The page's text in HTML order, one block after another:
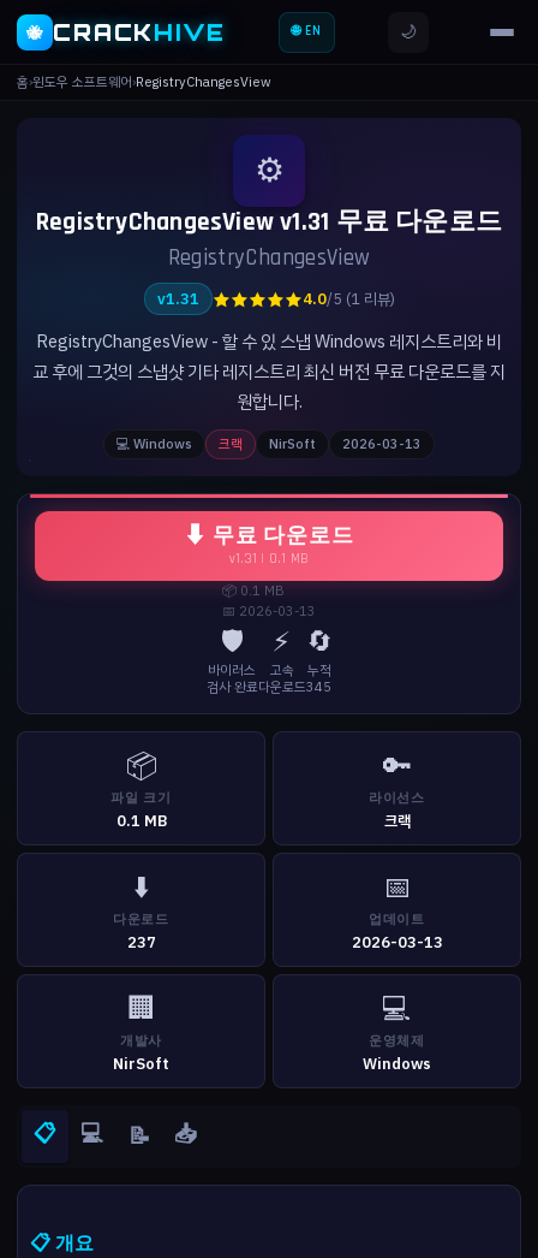
🐝 CRACKHIVE 🌐 EN 🌙
홈›윈도우 소프트웨어›RegistryChangesView
⚙️
RegistryChangesView v1.31 무료 다운로드
RegistryChangesView
v1.31 ★★★★★4.0/5 (1 리뷰)
RegistryChangesView - 할 수 있 스냅 Windows 레지스트리와 비
교 후에 그것의 스냅샷 기타 레지스트리 최신 버전 무료 다운로드를 지
원합니다.
💻 Windows 크랙 NirSoft 2026-03-13
⬇ 무료 다운로드
v1.31 | 0.1 MB
📦 0.1 MB
📅 2026-03-13
🛡️
바이러스
검사 완료
⚡
고속
다운로드
🔄
누적
345
📦
파일 크기
0.1 MB
🔑
라이선스
크랙
⬇️
다운로드
237
📅
업데이트
2026-03-13
🏢
개발사
NirSoft
💻
운영체제
Windows
📋 💻 📝 📥
📋 개요